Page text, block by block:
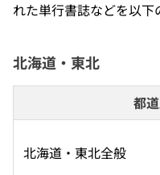
れた単行書誌などを以下
北海道・東北
都
北海道・東北全般